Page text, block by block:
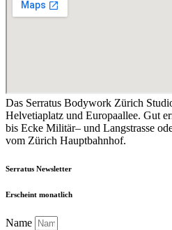
Das Serratus Bodywork Zürich
Helvetiaplatz und Europaallee. Gut
bis Ecke Militär– und Langstrasse
vom Zürich Hauptbahnhof.
Serratus Newsletter
Erscheint monatlich
Name